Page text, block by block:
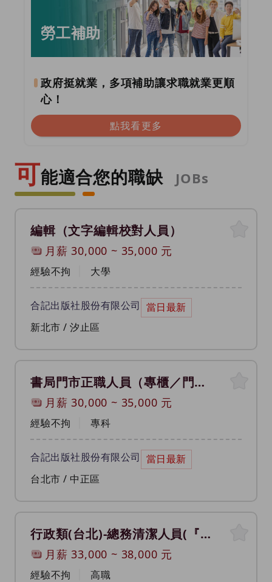
勞工補助
政府挺就業，多項補助讓求職就業更順
心！
點我看更多
可能適合您的職缺 JOBs
編輯（文字編輯校對人員）
月薪30,000 ~ 35,000 元
經驗不拘 大學
合記出版社股份有限公司 當日最新
新北市 / 汐止區
書局門市正職人員（專櫃／門市（人員／儲備幹部））
月薪30,000 ~ 35,000 元
經驗不拘 專科
合記出版社股份有限公司 當日最新
台北市 / 中正區
行政類(台北)-總務清潔人員(『定額僱用』員額，歡迎或優先僱用原住民)（大樓及辦公室清潔員）
月薪33,000 ~ 38,000 元
經驗不拘 高職